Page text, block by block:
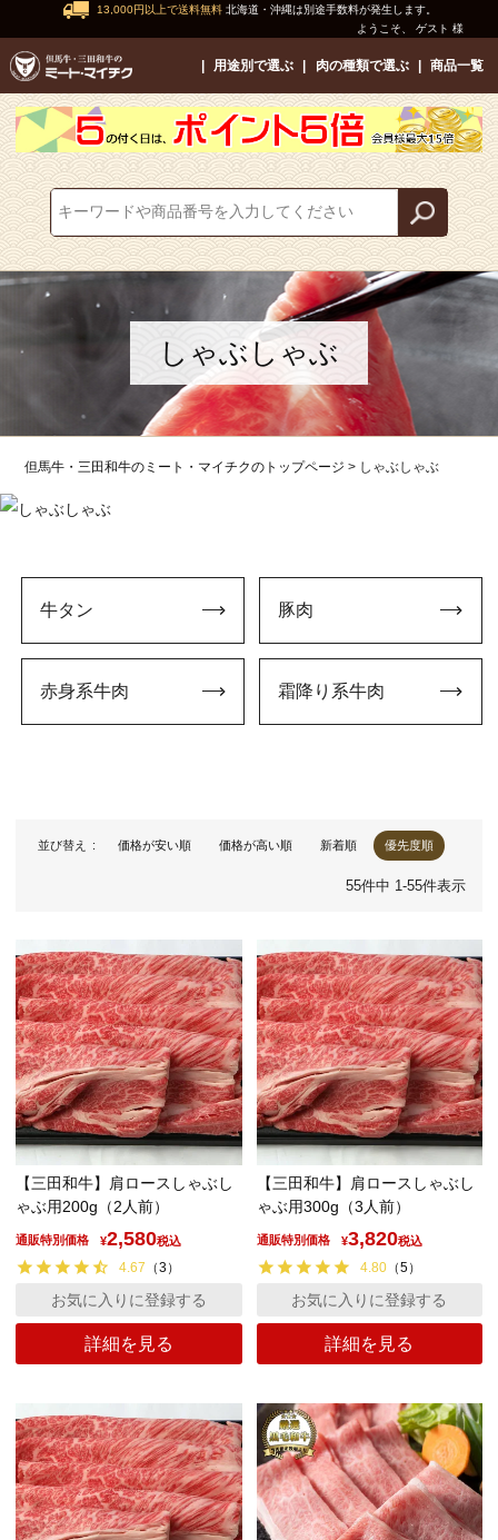
13,000円以上で送料無料 北海道・沖縄は別途手数料が発生します。
ようこそ、 ゲスト 様
用途別で選ぶ 肉の種類で選ぶ 商品一覧
しゃぶしゃぶ
但馬牛・三田和牛のミート・マイチクのトップページ しゃぶしゃぶ
牛タン 豚肉
赤身系牛肉 霜降り系牛肉
並び替え 価格が安い順 価格が高い順 新着順 優先度順
55件中 1-55件表示
【三田和牛】肩ロースしゃぶし
ゃぶ用200g（2人前）
通販特別価格 ¥2,580税込
4.67 （3 ）
詳細を見る
お気に入りに登録する
【三田和牛】肩ロースしゃぶし
ゃぶ用300g（3人前）
通販特別価格 ¥3,820税込
4.80（5）
詳細を見る
お気に入りに登録する